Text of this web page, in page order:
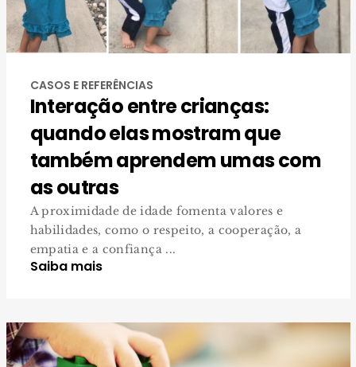
CASOS E REFERÊNCIAS
Interação entre crianças:
quando elas mostram que
também aprendem umas com
as outras
A proximidade de idade fomenta valores e
habilidades, como o respeito, a cooperação, a
empatia e a confiança ...
Saiba mais